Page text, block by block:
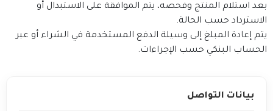
بعد استلام المنتج وفحصه، يتم الموافقة على الاستبدال أو
الاسترداد حسب الحالة.
يتم إعادة المبلغ إلى وسيلة الدفع المستخدمة في الشراء أو عبر
الحساب البنكي حسب الإجراءات.
بيانات التواصل